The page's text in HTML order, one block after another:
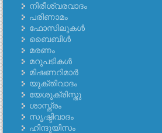
നിരീശ്വരവാദം
പരിണാമം
ഫോസിലുകള്‍
ബൈബിള്‍
മരണം
മറുപടികള്‍
മിഷണറിമാര്‍
യുക്തിവാദം
യേശുക്രിസ്തു
ശാസ്ത്രം
സൃഷ്ടിവാദം
ഹിന്ദുയിസം